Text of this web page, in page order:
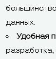
данных.
Удобная
разработка,